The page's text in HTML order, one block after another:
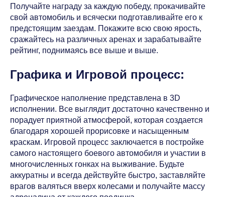
Получайте награду за каждую победу, прокачивайте
свой автомобиль и всячески подготавливайте его к
предстоящим заездам. Покажите всю свою ярость,
сражайтесь на различных аренах и зарабатывайте
рейтинг, поднимаясь все выше и выше.
Графика и Игровой процесс:
Графическое наполнение представлена в 3D
исполнении. Все выглядит достаточно качественно и
порадует приятной атмосферой, которая создается
благодаря хорошей прорисовке и насыщенным
краскам. Игровой процесс заключается в постройке
самого настоящего боевого автомобиля и участии в
многочисленных гонках на выживание. Будьте
аккуратны и всегда действуйте быстро, заставляйте
врагов валяться вверх колесами и получайте массу